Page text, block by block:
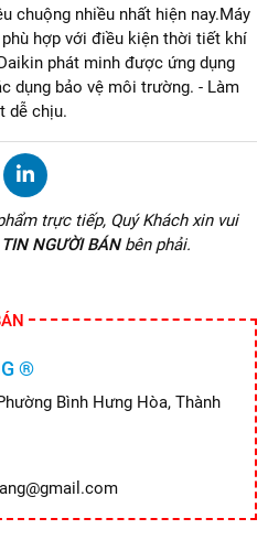
chuộng nhiều nhất hiện nay.Máy
hợp với điều kiện thời tiết khí
phát minh được ứng dụng
dụng bảo vệ môi trường. - Làm
dễ chịu.
trực tiếp, Quý Khách xin vui
NGƯỜI BÁNbên phải.
®
Bình Hưng Hòa, Thành